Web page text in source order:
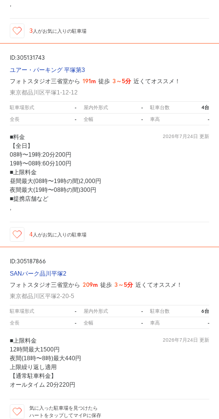
,
3 人がお気に入りの駐車場
ID:305131743
ユアー・パーキング 平塚第3
フォトスタジオ三省堂から 191m 徒歩 3～5分 近くてオススメ！
東京都品川区平塚1-12-12
駐車場形式 - 屋内外形式 - 駐車台数 4台
全長 - 全幅 - 車高 -
2026年7月24日 更新
■料金
【全日】
08時〜19時:20分200円
19時〜08時:60分100円
■上限料金
昼間最大(08時〜19時の間)2,000円
夜間最大(19時〜08時の間)300円
■提携店舗など
,
4 人がお気に入りの駐車場
ID:305187866
SANパーク品川平塚2
フォトスタジオ三省堂から 209m 徒歩 3～5分 近くてオススメ！
東京都品川区平塚2-20-5
駐車場形式 - 屋内外形式 - 駐車台数 6台
全長 - 全幅 - 車高 -
2026年7月24日 更新
■上限料金
12時間最大1500円
夜間(18時〜8時)最大440円
上限繰り返し適用
【通常駐車料金】
オールタイム 20分220円
気に入った駐車場を見つけたら
ハートをタップしてマイPに保存